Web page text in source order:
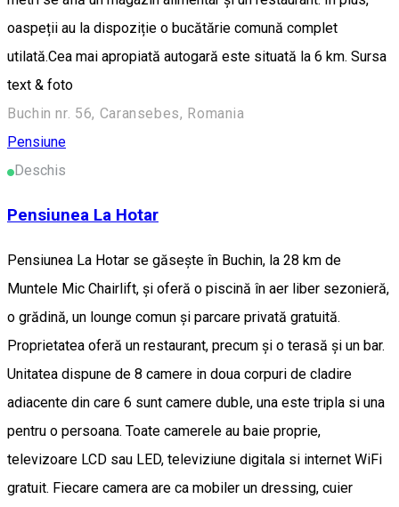
oaspeții au la dispoziție o bucătărie comună complet
utilată.Cea mai apropiată autogară este situată la 6 km. Sursa
text & foto
Buchin nr. 56, Caransebes, Romania
Pensiune
Deschis
Pensiunea La Hotar
Pensiunea La Hotar se găsește în Buchin, la 28 km de
Muntele Mic Chairlift, și oferă o piscină în aer liber sezonieră,
o grădină, un lounge comun și parcare privată gratuită.
Proprietatea oferă un restaurant, precum și o terasă și un bar.
Unitatea dispune de 8 camere in doua corpuri de cladire
adiacente din care 6 sunt camere duble, una este tripla si una
pentru o persoana. Toate camerele au baie proprie,
televizoare LCD sau LED, televiziune digitala si internet WiFi
gratuit. Fiecare camera are ca mobiler un dressing, cuier